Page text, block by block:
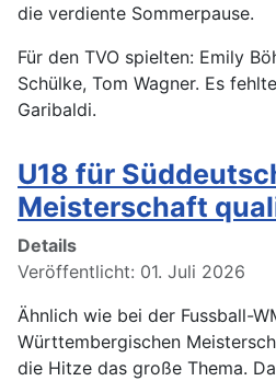
die verdiente Sommerpause.
Für den TVO spielten: Emily
Schülke, Tom Wagner. Es
Garibaldi.
U18 für
Meisterschaft
Details
Veröffentlicht: 01. Juli 2026
Ähnlich wie bei der Fussball-
Württembergischen
die Hitze das große Thema.